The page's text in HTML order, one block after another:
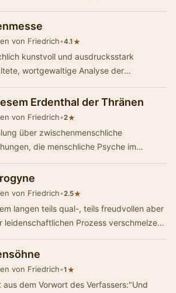
von Friedrich•4.1 ★
kunstvoll und ausdrucksstark
wortgewaltige Analyse der
Mal…
Erdenthal der Thränen
von Friedrich•2★
über zwischenmenschliche
die menschliche Psyche im
von Friedrich•2.5★
langen teils qual-, teils freudvollen aber
leidenschaftlichen Prozess verschmelzen
von Friedrich•1 ★
aus dem Vorwort des Verfassers:"Und